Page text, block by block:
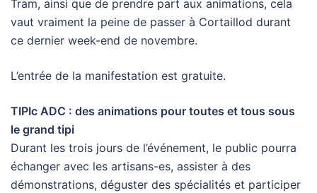
Tram, ainsi que de prendre part aux animations, cela
vaut vraiment la peine de passer à Cortaillod durant
ce dernier week-end de novembre.
L’entrée de la manifestation est gratuite.
TIPIc ADC : des animations pour toutes et tous sous
le grand tipi
Durant les trois jours de l’événement, le public pourra
échanger avec les artisans-es, assister à des
démonstrations, déguster des spécialités et participer